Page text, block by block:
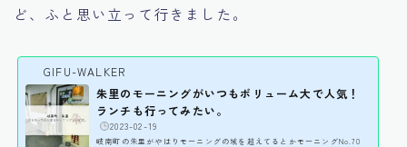
ど、ふと思い立って行きました。
GIFU-WALKER
朱里のモーニングがいつもボリューム大で人気！
ランチも行ってみたい。
️2023-02-19
岐南町の朱里がやはりモーニングの域を超えてるとかモーニングNo.70